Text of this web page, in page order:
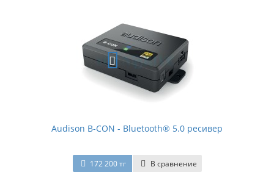
Audison B-CON - Bluetooth® 5.0 ресивер
172 200 тг В сравнение